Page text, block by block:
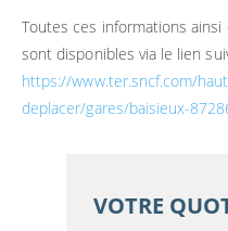
Toutes ces informations
sont disponibles via le lien
https://www.ter.sncf.com/
deplacer/gares/baisieux-
VOTRE